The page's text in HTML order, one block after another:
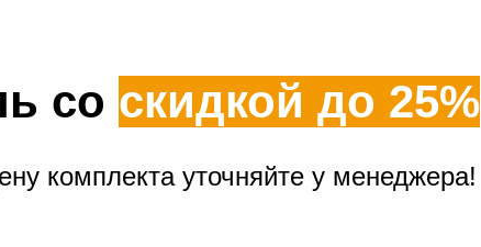
со скидкой до 25%
комплекта уточняйте у менеджера!